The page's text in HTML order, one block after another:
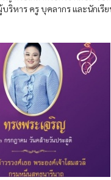
ริหาร ครู บุคลากร และนักเรี